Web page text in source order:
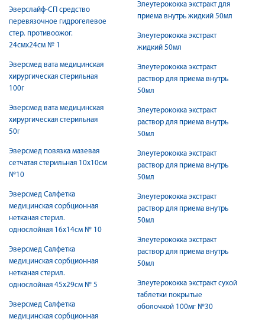
Эверслайф-СП средство
перевязочное гидрогелевое
стер. противоожог.
24смх24см № 1
Эверсмед вата медицинская
хирургическая стерильная
100г
Эверсмед вата медицинская
хирургическая стерильная
50г
Эверсмед повязка мазевая
сетчатая стерильная 10х10см
№10
Эверсмед Салфетка
медицинская сорбционная
нетканая стерил.
однослойная 16х14см № 10
Эверсмед Салфетка
медицинская сорбционная
нетканая стерил.
однослойная 45х29см № 5
Эверсмед Салфетка
медицинская сорбционная
Элеутерококка экстракт для
приема внутрь жидкий 50мл
Элеутерококка экстракт
жидкий 50мл
Элеутерококка экстракт
раствор для приема внутрь
50мл
Элеутерококка экстракт
раствор для приема внутрь
50мл
Элеутерококка экстракт
раствор для приема внутрь
50мл
Элеутерококка экстракт
раствор для приема внутрь
50мл
Элеутерококка экстракт
раствор для приема внутрь
50мл
Элеутерококка экстракт сухой
таблетки покрытые
оболочкой 100мг №30